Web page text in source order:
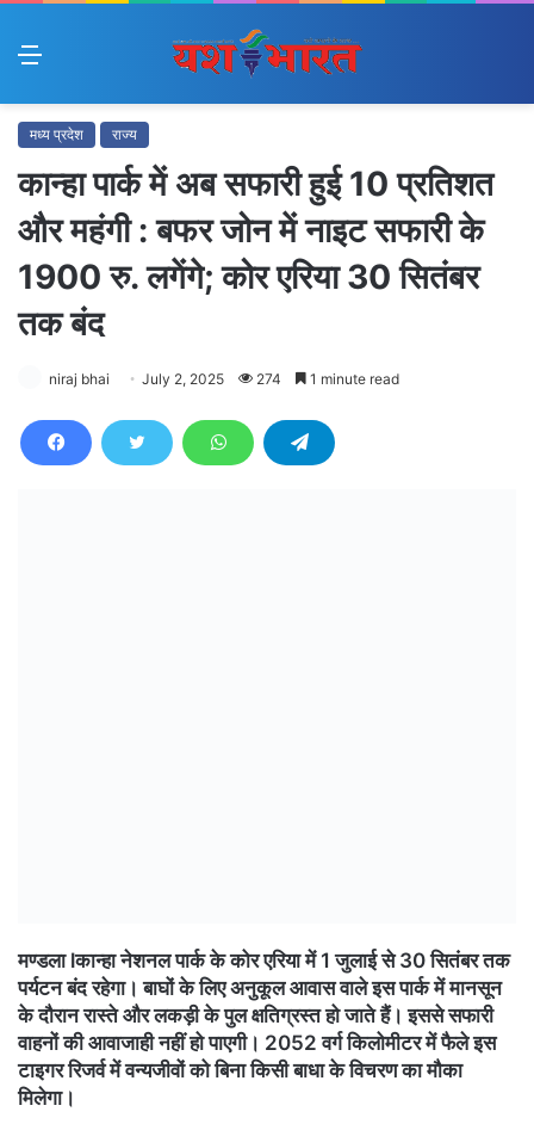
Menu
मध्य प्रदेश राज्य
कान्हा पार्क में अब सफारी हुई 10 प्रतिशत
और महंगी : बफर जोन में नाइट सफारी के
1900 रु. लगेंगे; कोर एरिया 30 सितंबर
तक बंद
niraj bhai July 2, 2025 274 1 minute read
मण्डला lकान्हा नेशनल पार्क के कोर एरिया में 1 जुलाई से 30 सितंबर तक
पर्यटन बंद रहेगा। बाघों के लिए अनुकूल आवास वाले इस पार्क में मानसून
के दौरान रास्ते और लकड़ी के पुल क्षतिग्रस्त हो जाते हैं। इससे सफारी
वाहनों की आवाजाही नहीं हो पाएगी। 2052 वर्ग किलोमीटर में फैले इस
टाइगर रिजर्व में वन्यजीवों को बिना किसी बाधा के विचरण का मौका
मिलेगा।